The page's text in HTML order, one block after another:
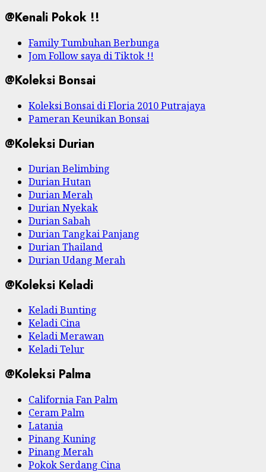
@Kenali Pokok !!
Family Tumbuhan Berbunga
Jom Follow saya di Tiktok !!
@Koleksi Bonsai
Koleksi Bonsai di Floria 2010 Putrajaya
Pameran Keunikan Bonsai
@Koleksi Durian
Durian Belimbing
Durian Hutan
Durian Merah
Durian Nyekak
Durian Sabah
Durian Tangkai Panjang
Durian Thailand
Durian Udang Merah
@Koleksi Keladi
Keladi Bunting
Keladi Cina
Keladi Merawan
Keladi Telur
@Koleksi Palma
California Fan Palm
Ceram Palm
Latania
Pinang Kuning
Pinang Merah
Pokok Serdang Cina